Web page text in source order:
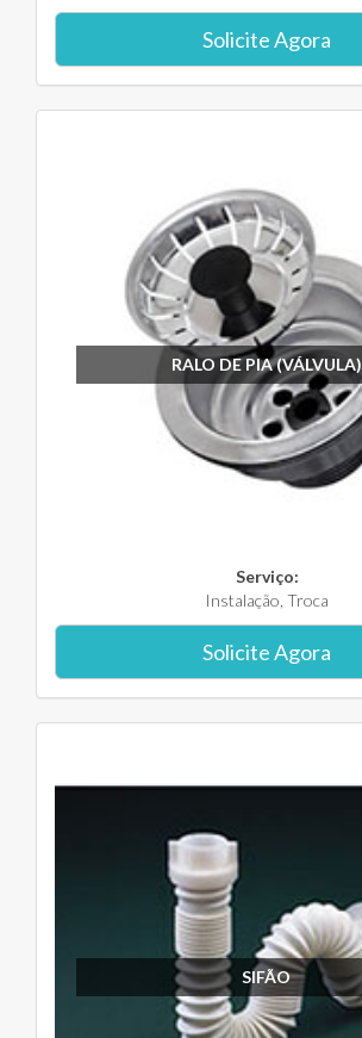
Solicite Agora
RALO DE PIA (VÁLVULA)
Serviço:
Instalação, Troca
Solicite Agora
SIFÃO